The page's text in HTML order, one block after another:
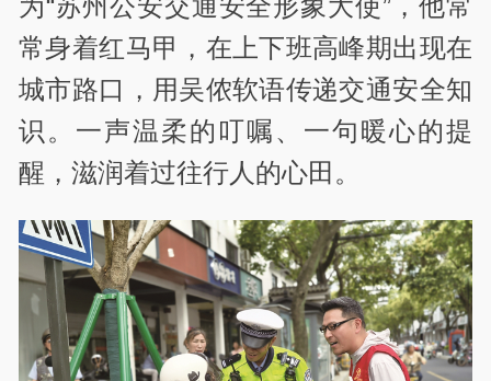
常身着红马甲，在上下班高峰期出现在
城市路口，用吴侬软语传递交通安全知
识。一声温柔的叮嘱、一句暖心的提
醒，滋润着过往行人的心田。